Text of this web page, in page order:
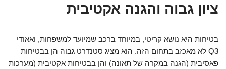
ציון גבוה והגנה אקטיבית
בטיחות היא נושא קריטי, במיוחד ברכב שמיועד למשפחות, ואאודי
Q3 לא מאכזב בתחום הזה. הוא מציג סטנדרט גבוה הן בבטיחות
פאסיבית (הגנה במקרה של תאונה) והן בבטיחות אקטיבית (מערכות